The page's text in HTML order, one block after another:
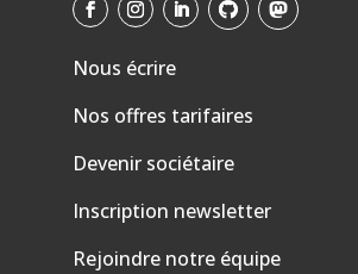
Nous écrire
Nos offres tarifaires
Devenir sociétaire
Inscription newsletter
Rejoindre notre équipe